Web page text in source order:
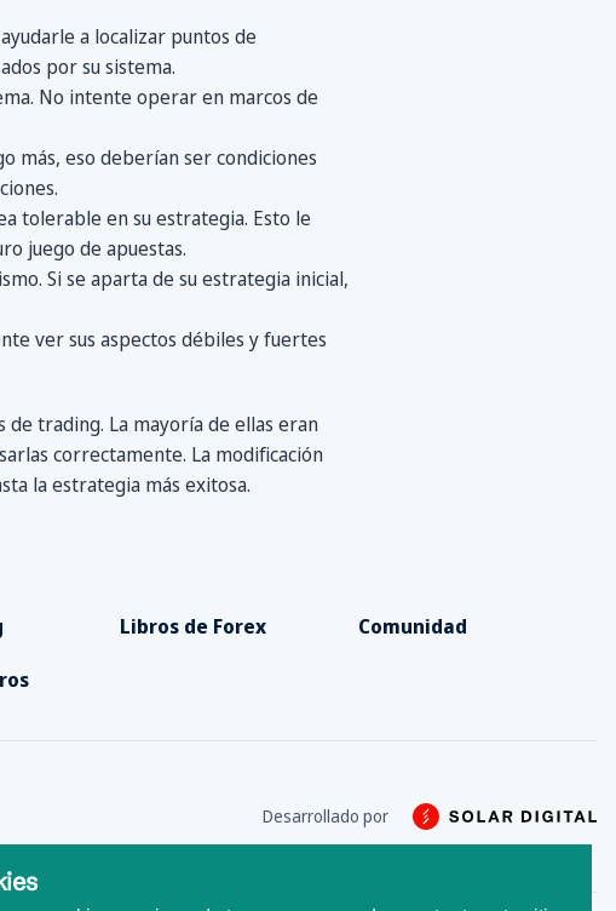
a localizar puntos de
por su sistema.
No intente operar en marcos de
más, eso deberían ser condiciones
tolerable en su estrategia. Esto le
juego de apuestas.
Si se aparta de su estrategia inicial,
ver sus aspectos débiles y fuertes
de trading. La mayoría de ellas eran
correctamente. La modificación
la estrategia más exitosa.
Libros de Forex
Comunidad
Desarrollado por